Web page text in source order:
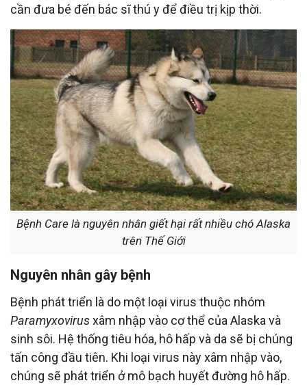
cần đưa bé đến bác sĩ thú y để điều trị kịp thời.
Bệnh Care là nguyên nhân giết hại rất nhiều chó Alaska
trên Thế Giới
Nguyên nhân gây bệnh
Bệnh phát triển là do một loại virus thuộc nhóm
Paramyxovirusxâm nhập vào cơ thể của Alaska và
sinh sôi. Hệ thống tiêu hóa, hô hấp và da sẽ bị chúng
tấn công đầu tiên. Khi loại virus này xâm nhập vào,
chúng sẽ phát triển ở mô bạch huyết đường hô hấp.